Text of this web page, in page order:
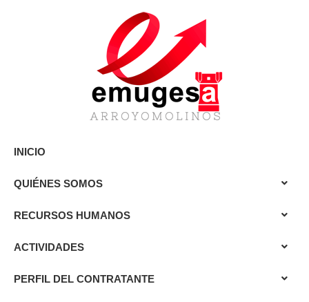
INICIO
QUIÉNES SOMOS
RECURSOS HUMANOS
ACTIVIDADES
PERFIL DEL CONTRATANTE